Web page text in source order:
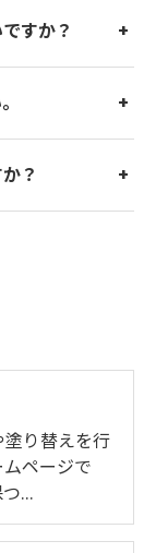
すか？
？
り替えを行
ページで
つ…